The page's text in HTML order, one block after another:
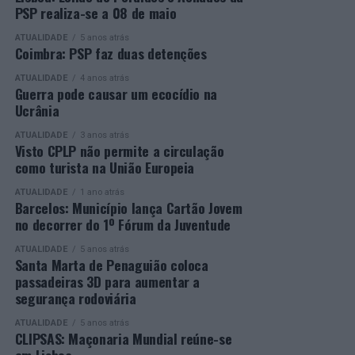
https://awards.innovationinpolitics.eu/
desenvolvido por toda a equipa de formadores e
para o sucesso desta edição do Curso EFA.
A Escola de Tecnologia e Gestão de Barcelos continua a
afirmar-se como uma referência na formação
profissional e na qualificação de adultos, contribuindo
para o desenvolvimento de competências, o aumento da
empregabilidade e a valorização do capital humano do
concelho e da região.
A Empresa Municipal de Educação e Cultura de Barcelos
felicita todos os diplomados por esta importante
conquista, desejando-lhes os maiores sucessos pessoais,
profissionais e académicos, convicta de que este diploma
representa o início de novas oportunidades e novos
desafios.
PSP realiza-se a 08 de maio
ATUALIDADE 5 anos atrás
Coimbra: PSP faz duas detenções
ATUALIDADE 4 anos atrás
Guerra pode causar um ecocídio na
Ucrânia
ATUALIDADE 3 anos atrás
Visto CPLP não permite a circulação
como turista na União Europeia
ATUALIDADE 1 ano atrás
Barcelos: Município lança Cartão Jovem
no decorrer do 1º Fórum da Juventude
ATUALIDADE 5 anos atrás
Santa Marta de Penaguião coloca
passadeiras 3D para aumentar a
segurança rodoviária
ATUALIDADE 5 anos atrás
CLIPSAS: Maçonaria Mundial reúne-se